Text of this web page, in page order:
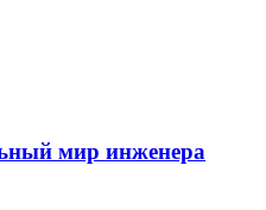
мир инженера